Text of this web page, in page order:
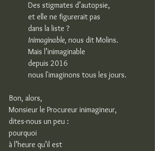
Des stigmates d’autopsie,
et elle ne figurerait pas
dans la liste ?
Inimaginable, nous dit Molins.
Mais l’inimaginable
depuis 2016
nous l'imaginons tous les jours.
Bon, alors,
Monsieur le Procureur inimagineur,
dites-nous un peu :
pourquoi
à l’heure qu’il est